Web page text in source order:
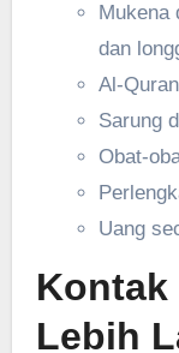
Mukena
dan
Al-
Sarung
Obat-
Uang
Kontak
Lebih